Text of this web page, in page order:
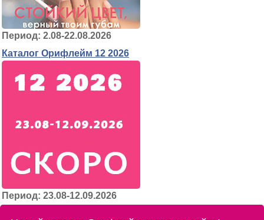
Период: 2.08-22.08.2026
Каталог Орифлейм 12 2026
Период: 23.08-12.09.2026